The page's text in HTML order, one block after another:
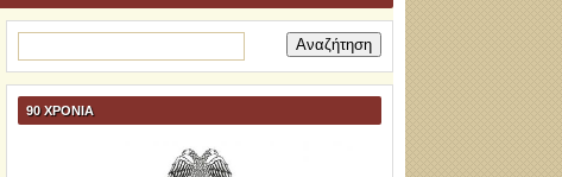
για:
90 ΧΡΟΝΙΑ